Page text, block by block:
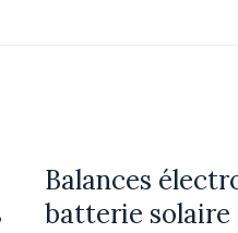
Balances
batterie